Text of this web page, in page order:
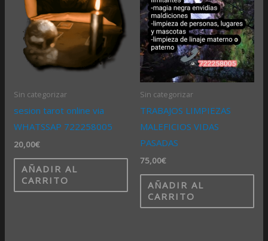
Sin categorizar
sesion tarot online via
WHATSSAP 722258005
20,00€
AÑADIR AL
CARRITO
Sin categorizar
TRABAJOS LIMPIEZAS
MALEFICIOS VIDAS
PASADAS
75,00€
AÑADIR AL
CARRITO